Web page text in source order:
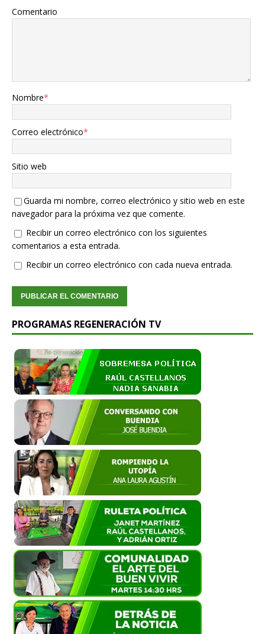
Comentario
Nombre*
Correo electrónico*
Sitio web
Guarda mi nombre, correo electrónico y sitio web en este
navegador para la próxima vez que comente.
Recibir un correo electrónico con los siguientes
comentarios a esta entrada.
Recibir un correo electrónico con cada nueva entrada.
PROGRAMAS REGENERACIÓN TV